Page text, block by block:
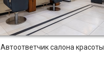
Автоответчик салона красоты